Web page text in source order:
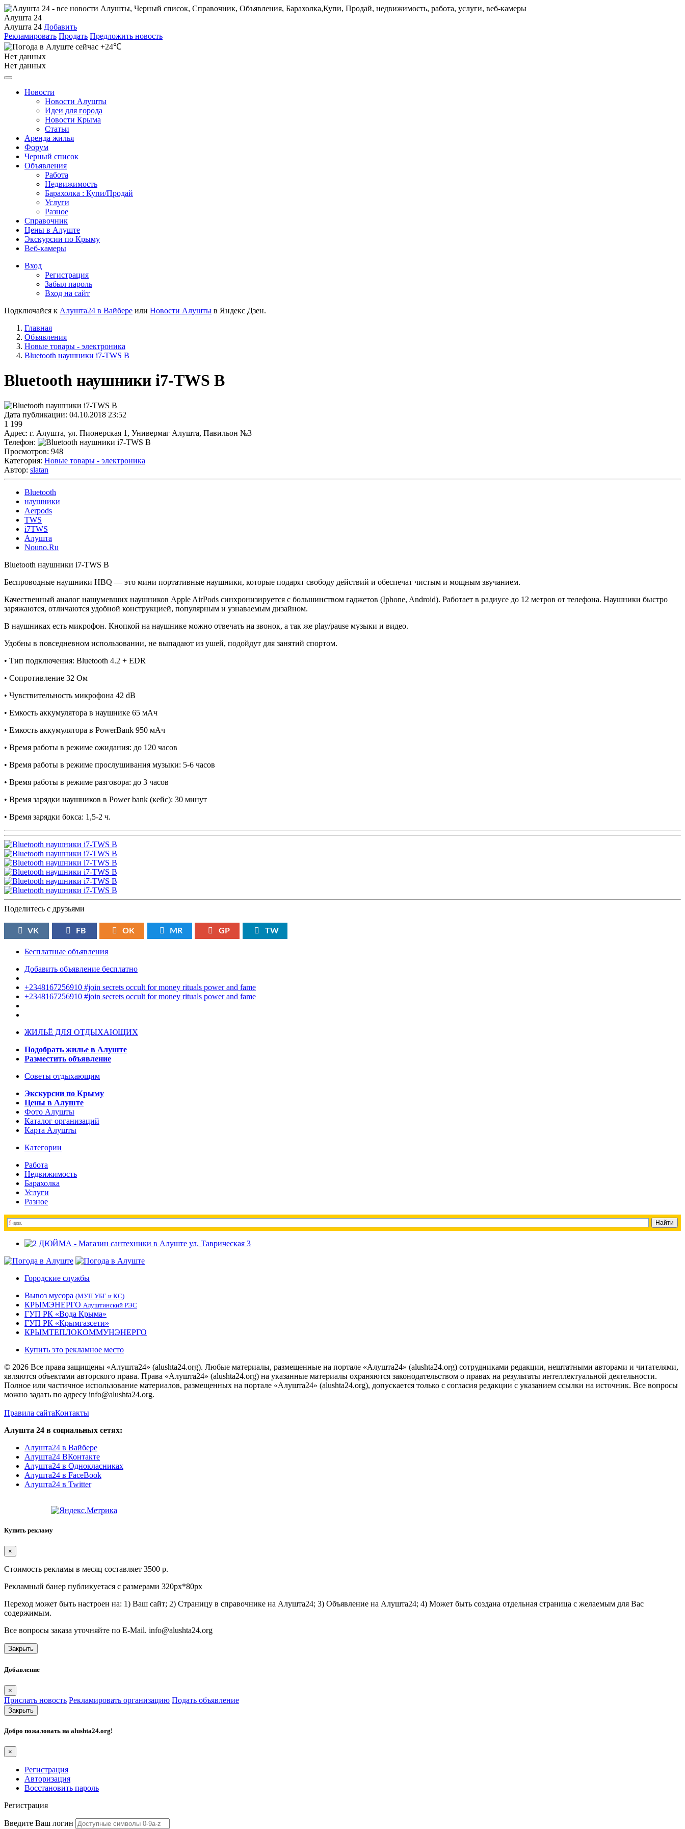
Алушта 24
Алушта 24 Добавить
Рекламировать Продать Предложить новость
+24℃
Нет данных
Нет данных
Новости
Новости Алушты
Идеи для города
Новости Крыма
Статьи
Аренда жилья
Форум
Черный список
Объявления
Работа
Недвижимость
Барахолка : Купи/Продай
Услуги
Разное
Справочник
Цены в Алуште
Экскурсии по Крыму
Веб-камеры
Вход
Регистрация
Забыл пароль
Вход на сайт
Подключайся к Алушта24 в Вайбере или Новости Алушты в Яндекс Дзен.
Главная
Объявления
Новые товары - электроника
Bluetooth наушники i7-TWS B
Bluetooth наушники i7-TWS B
Дата публикации: 04.10.2018 23:52
1 199
Адрес: г. Алушта, ул. Пионерская 1, Универмаг Алушта, Павильон №3
Телефон:
Просмотров: 948
Категория: Новые товары - электроника
Автор: slatan
Bluetooth
наушники
Aerpods
TWS
i7TWS
Алушта
Nouno.Ru
Bluetooth наушники i7-TWS B
Беспроводные наушники HBQ — это мини портативные наушники, которые подарят свободу действий и обеспечат чистым и мощным звучанием.
Качественный аналог нашумевших наушников Apple AirPods синхронизируется с большинством гаджетов (Iphone, Android). Работает в радиусе до 12 метров от телефона. Наушники быстро
заряжаются, отличаются удобной конструкцией, популярным и узнаваемым дизайном.
В наушниках есть микрофон. Кнопкой на наушнике можно отвечать на звонок, а так же play/pause музыки и видео.
Удобны в повседневном использовании, не выпадают из ушей, подойдут для занятий спортом.
• Тип подключения: Bluetooth 4.2 + EDR
• Сопротивление 32 Ом
• Чувствительность микрофона 42 dB
• Емкость аккумулятора в наушнике 65 мАч
• Емкость аккумулятора в PowerBank 950 мАч
• Время работы в режиме ожидания: до 120 часов
• Время работы в режиме прослушивания музыки: 5-6 часов
• Время работы в режиме разговора: до 3 часов
• Время зарядки наушников в Power bank (кейс): 30 минут
• Время зарядки бокса: 1,5-2 ч.
Поделитесь с друзьями
VK FB OK MR GP TW
Бесплатные объявления
Добавить объявление бесплатно
+2348167256910 #join secrets occult for money rituals power and fame
+2348167256910 #join secrets occult for money rituals power and fame
ЖИЛЬЁ ДЛЯ ОТДЫХАЮЩИХ
Подобрать жилье в Алуште
Разместить объявление
Советы отдыхающим
Экскурсии по Крыму
Цены в Алуште
Фото Алушты
Каталог организаций
Карта Алушты
Категории
Работа
Недвижимость
Барахолка
Услуги
Разное
Городские службы
Вывоз мусора (МУП УБГ и КС)
КРЫМЭНЕРГО Алуштинский РЭС
ГУП РК «Вода Крыма»
ГУП РК «Крымгазсети»
КРЫМТЕПЛОКОММУНЭНЕРГО
Купить это рекламное место
© 2026 Все права защищены «Алушта24» (alushta24.org). Любые материалы, размещенные на портале «Алушта24» (alushta24.org) сотрудниками редакции, нештатными авторами и читателями,
являются объектами авторского права. Права «Алушта24» (alushta24.org) на указанные материалы охраняются законодательством о правах на результаты интеллектуальной деятельности.
Полное или частичное использование материалов, размещенных на портале «Алушта24» (alushta24.org), допускается только с согласия редакции с указанием ссылки на источник. Все вопросы
можно задать по адресу info@alushta24.org.
Правила сайтаКонтакты
Алушта 24 в социальных сетях:
Алушта24 в Вайбере
Алушта24 ВКонтакте
Алушта24 в Однокласниках
Алушта24 в FaceBook
Алушта24 в Twitter
Купить рекламу
×
Стоимость рекламы в месяц составляет 3500 р.
Рекламный банер публикуетася с размерами 320px*80px
Переход может быть настроен на: 1) Ваш сайт; 2) Страницу в справочнике на Алушта24; 3) Объявление на Алушта24; 4) Может быть создана отдельная страница с желаемым для Вас
содержимым.
Все вопросы заказа уточняйте по E-Mail. info@alushta24.org
Закрыть
Добавление
×
Прислать новость Рекламировать организацию Подать объявление
Закрыть
Добро пожаловать на alushta24.org!
×
Регистрация
Авторизация
Восстановить пароль
Регистрация
Введите Ваш логин